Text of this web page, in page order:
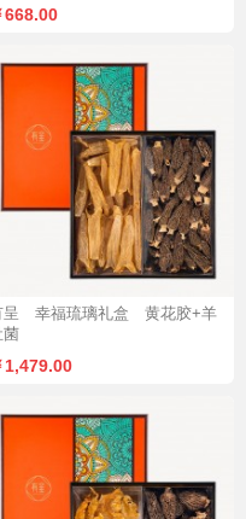
668.00
呈 幸福琉璃礼盒 黄花胶+羊
菌
1,479.00